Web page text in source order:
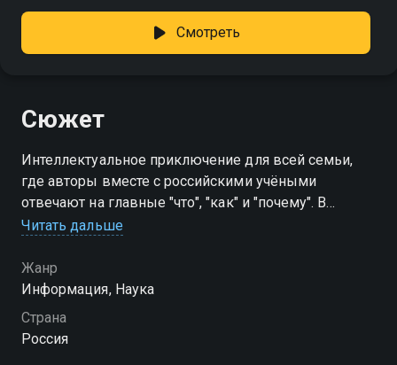
Смотреть
Сюжет
Интеллектуальное приключение для всей семьи,
где авторы вместе с российскими учёными
отвечают на главные "что", "как" и "почему". В
программе - яркие эксперименты, наглядные
представление о мире
Читать дальше
Жанр
Информация, Наука
Страна
Россия